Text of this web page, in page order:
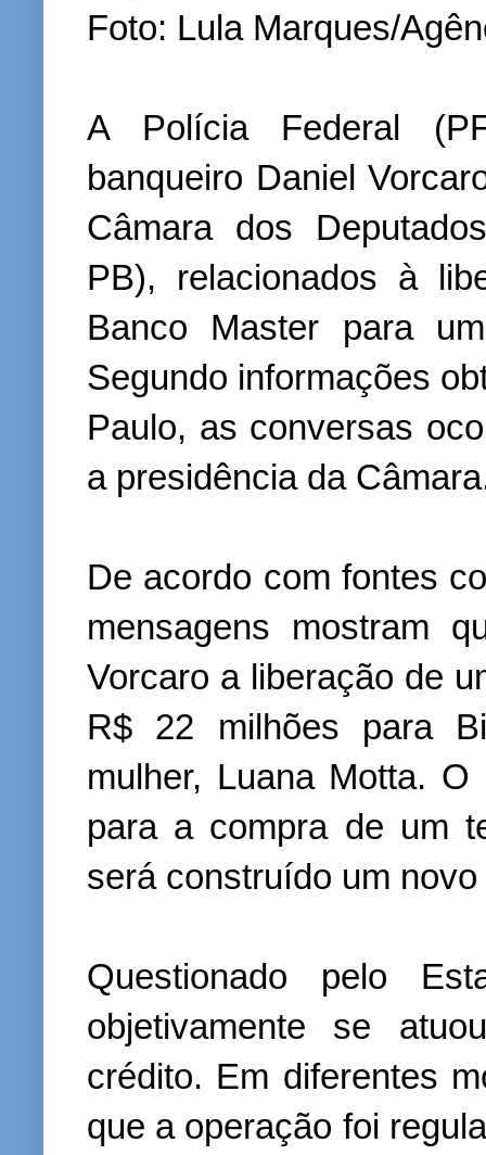
Foto: Lula Marques/
A Polícia Federal
banqueiro Daniel
Câmara dos
PB), relacionados à
Banco Master para
Segundo informações
Paulo, as conversas
a presidência da
De acordo com fontes
mensagens mostram
Vorcaro a liberação de
R$ 22 milhões para
mulher, Luana Motta.
para a compra de um
será construído um
Questionado pelo
objetivamente se
crédito. Em diferentes
que a operação foi